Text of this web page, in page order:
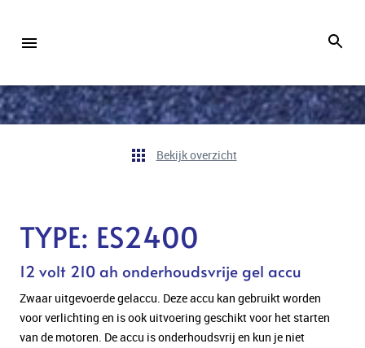
Bekijk overzicht
TYPE: ES2400
12 volt 210 ah onderhoudsvrije gel accu
Zwaar uitgevoerde gelaccu. Deze accu kan gebruikt worden
voor verlichting en is ook uitvoering geschikt voor het starten
van de motoren. De accu is onderhoudsvrij en kun je niet